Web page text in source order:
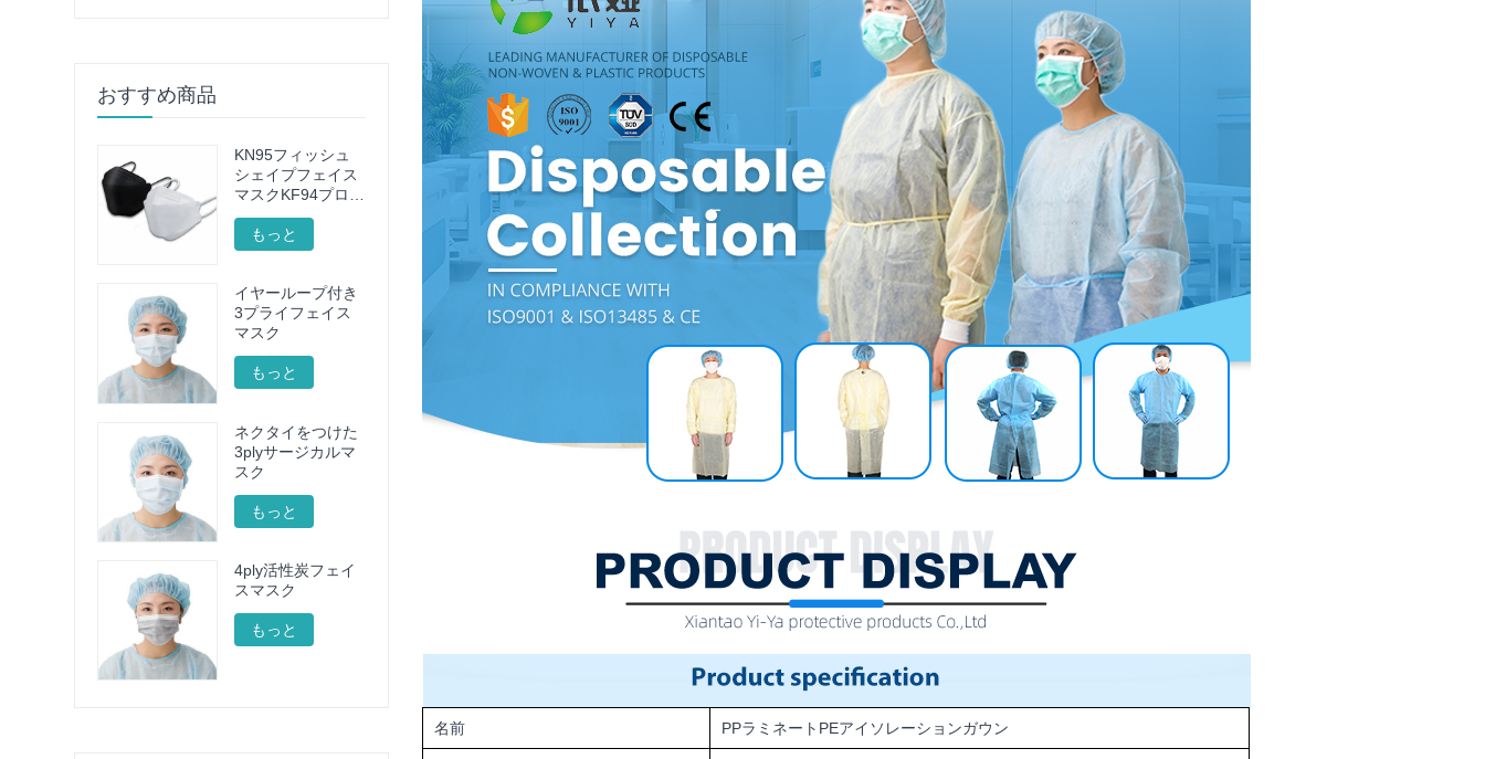
名前 PPラミネートPEアイソレーションガウン
おすすめ商品
KN95フィッシュ
シェイプフェイス
マスクKF94プロテ
クティブフェイス
マスク
もっと
イヤーループ付き
3プライフェイス
マスク
もっと
ネクタイをつけた
3plyサージカルマ
スク
もっと
4ply活性炭フェイ
スマスク
もっと